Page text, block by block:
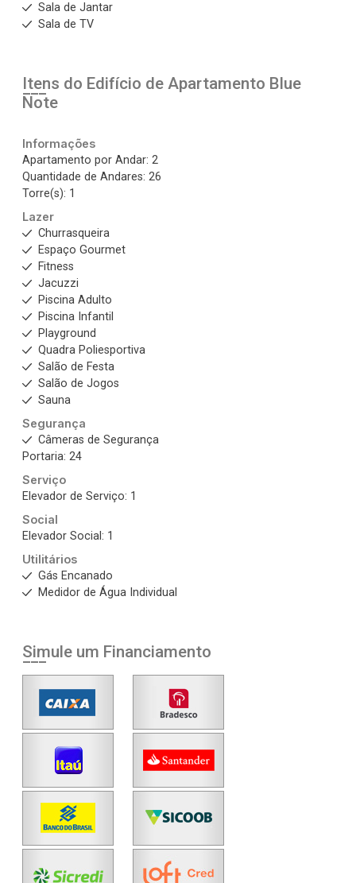
Sala de Jantar
Sala de TV
Itens do Edifício de Apartamento Blue
Note
Informações
Apartamento por Andar: 2
Quantidade de Andares: 26
Torre(s): 1
Lazer
Churrasqueira
Espaço Gourmet
Fitness
Jacuzzi
Piscina Adulto
Piscina Infantil
Playground
Quadra Poliesportiva
Salão de Festa
Salão de Jogos
Sauna
Segurança
Câmeras de Segurança
Portaria: 24
Serviço
Elevador de Serviço: 1
Social
Elevador Social: 1
Utilitários
Gás Encanado
Medidor de Água Individual
Simule um Financiamento